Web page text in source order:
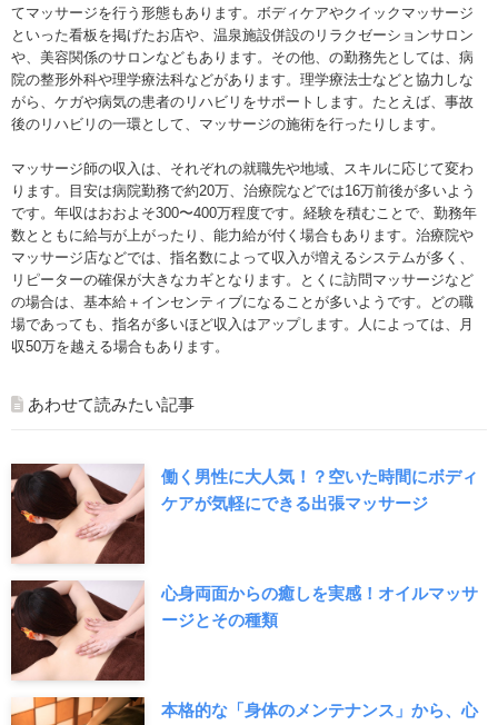
てマッサージを行う形態もあります。ボディケアやクイックマッサージ
といった看板を掲げたお店や、温泉施設併設のリラクゼーションサロン
や、美容関係のサロンなどもあります。その他、の勤務先としては、病
院の整形外科や理学療法科などがあります。理学療法士などと協力しな
がら、ケガや病気の患者のリハビリをサポートします。たとえば、事故
後のリハビリの一環として、マッサージの施術を行ったりします。
マッサージ師の収入は、それぞれの就職先や地域、スキルに応じて変わ
ります。目安は病院勤務で約20万、治療院などでは16万前後が多いよう
です。年収はおおよそ300〜400万程度です。経験を積むことで、勤務年
数とともに給与が上がったり、能力給が付く場合もあります。治療院や
マッサージ店などでは、指名数によって収入が増えるシステムが多く、
リピーターの確保が大きなカギとなります。とくに訪問マッサージなど
の場合は、基本給＋インセンティブになることが多いようです。どの職
場であっても、指名が多いほど収入はアップします。人によっては、月
収50万を越える場合もあります。
あわせて読みたい記事
働く男性に大人気！？空いた時間にボディ
ケアが気軽にできる出張マッサージ
心身両面からの癒しを実感！オイルマッサ
ージとその種類
本格的な「身体のメンテナンス」から、心